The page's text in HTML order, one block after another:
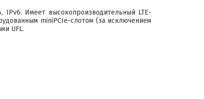
Имеет высокопроизводительный LTE-
miniPCIe-слотом (за исключением
UFL.